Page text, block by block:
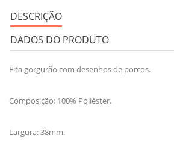
DESCRIÇÃO
DADOS DO PRODUTO
Fita gorgurão com desenhos de porcos.
Composição: 100% Poliéster.
Largura: 38mm.